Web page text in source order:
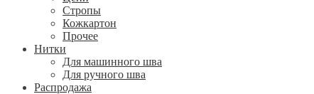
Стропы
Кожкартон
Прочее
Нитки
Для машинного шва
Для ручного шва
Распродажа